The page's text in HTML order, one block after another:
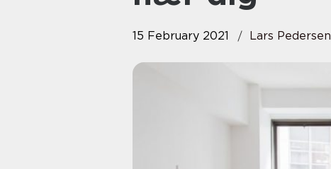
15 February 2021 Lars Pedersen